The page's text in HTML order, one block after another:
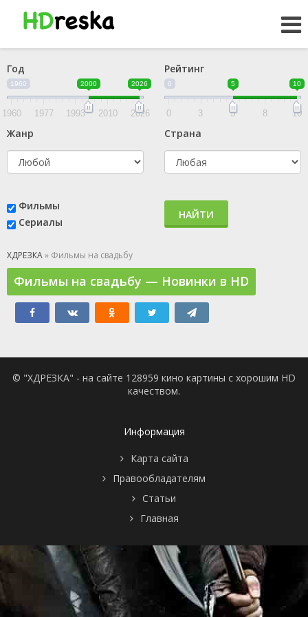
Год
1960 2000 2026
1960 1977 1993 2010 2026
Рейтинг
0 5 10
0 3 5 8 10
Жанр Страна
Фильмы
Сериалы
НАЙТИ
ХДРЕЗКА» Фильмы на свадьбу
Фильмы на свадьбу — Новинки в HD
© "ХДРЕЗКА" - на сайте 128959 кино картины с хорошим HD
качеством.
Информация
Карта сайта
Правообладателям
Статьи
Главная